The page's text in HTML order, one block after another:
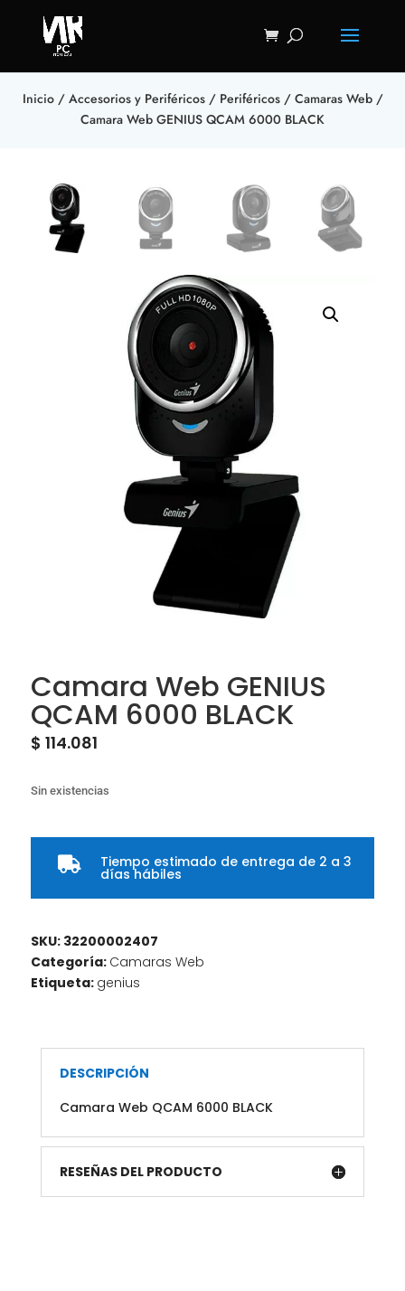
Inicio/ Accesorios y Periféricos/ Periféricos/ Camaras Web/
Camara Web GENIUS QCAM 6000 BLACK
Camara Web GENIUS
QCAM 6000 BLACK
$ 114.081
Sin existencias
 Tiempo estimado de entrega de 2 a 3
días hábiles
SKU: 32200002407
Categoría: Camaras Web
Etiqueta: genius
DESCRIPCIÓN
Camara Web QCAM 6000 BLACK
RESEÑAS DEL PRODUCTO